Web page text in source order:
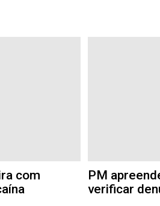
com
PM
verificar